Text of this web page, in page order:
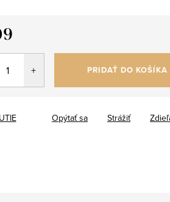
PRIDAŤ DO KOŠÍKA
Opýtať sa Strážiť